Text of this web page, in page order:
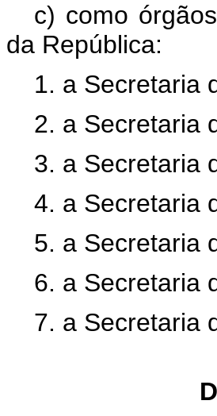
c) como
da República:
1. a Secretaria
2. a Secretaria
3. a Secretaria
4. a Secretaria
5. a Secretaria
6. a Secretaria
7. a Secretaria